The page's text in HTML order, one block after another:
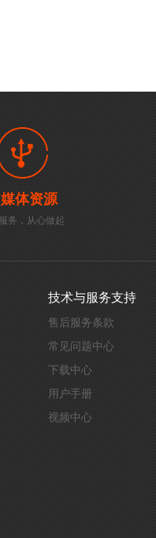
体资源
务，从心做起
技术与服务支持
售后服务条款
常见问题中心
下载中心
用户手册
视频中心